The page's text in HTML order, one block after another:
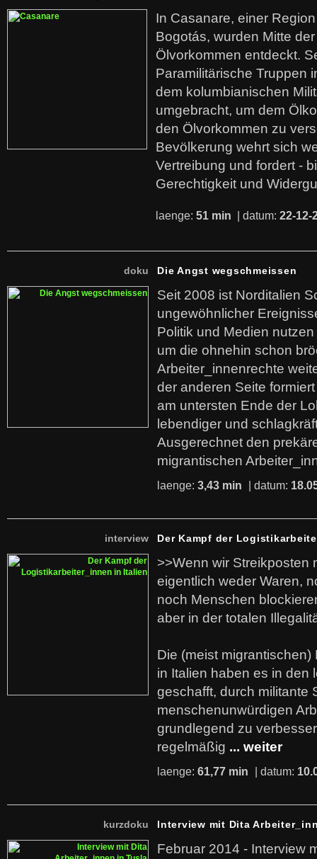
In Casanare, einer
Bogotás, wurden Mitte
Ölvorkommen entdeckt.
Paramilitärische Truppen
dem kolumbianischen
umgebracht, um dem
den Ölvorkommen zu
Bevölkerung wehrt sich
Vertreibung und fordert -
Gerechtigkeit und
laenge: 51 min | datum: 22-12-
doku Die Angst wegschmeissen
Seit 2008 ist Norditalien
ungewöhnlicher
Politik und Medien
um die ohnehin schon
Arbeiter_innenrechte
der anderen Seite
am untersten Ende der
lebendiger und
Ausgerechnet den
migrantischen
laenge: 3,43 min | datum:
interview Der Kampf der
>>Wenn wir Streikposten
eigentlich weder Waren,
noch Menschen
aber in der totalen
Die (meist
in Italien haben es in den
geschafft, durch militante
menschenunwürdigen
grundlegend zu
regelmäßig ... weiter
laenge: 61,77 min | datum:
kurzdoku Interview mit Dita
Februar 2014 - Interview